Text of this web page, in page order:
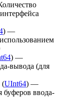
) —
) —
вывода (для
(UInt64) —
буферов ввода-